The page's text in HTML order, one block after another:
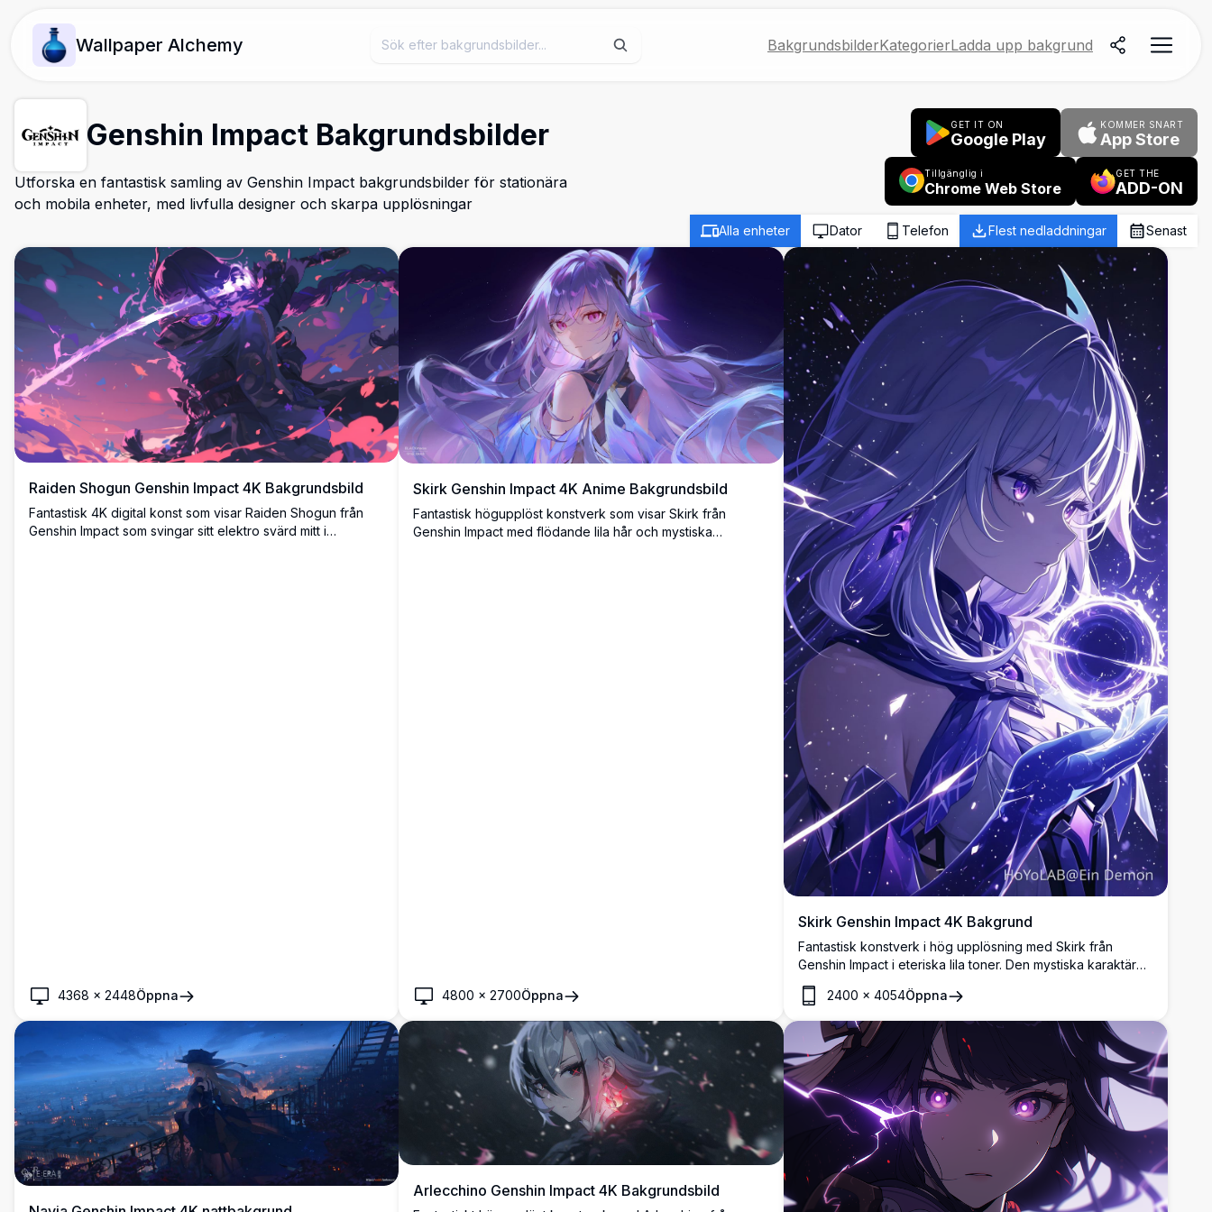
Wallpaper Alchemy BakgrundsbilderKategorierLadda upp bakgrund
Genshin Impact Bakgrundsbilder
Utforska en fantastisk samling av Genshin Impact bakgrundsbilder för stationära
och mobila enheter, med livfulla designer och skarpa upplösningar
GET IT ON
Google Play
KOMMER SNART
App Store
Tillgänglig i
Chrome Web Store
GET THE
ADD-ON
Alla enheter Dator Telefon Flest nedladdningar Senast
Raiden Shogun Genshin Impact 4K Bakgrundsbild
Fantastisk 4K digital konst som visar Raiden Shogun från
Genshin Impact som svingar sitt elektro svärd mitt i
4368 × 2448Öppna
Skirk Genshin Impact 4K Anime Bakgrundsbild
Fantastisk högupplöst konstverk som visar Skirk från
Genshin Impact med flödande lila hår och mystiska
4800 ×2700Öppna
Skirk Genshin Impact 4K Bakgrund
Fantastisk konstverk i hög upplösning med Skirk från
Genshin Impact i eteriska lila toner. Den mystiska karaktären
håller en glödande kula mot en stjärnbeströdd kosmisk
bakgrund, som visar vacker anime-stil konst med flödande
hår och magisk atmosfär perfekt för alla skärmar.
2400 × 4054Öppna
Arlecchino Genshin Impact 4K Bakgrundsbild